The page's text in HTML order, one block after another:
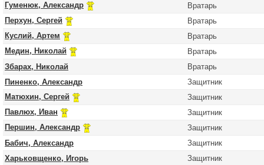
Гуменюк, Александр
Вратарь
Перхун, Сергей
Вратарь
Куслий, Артем
Вратарь
Медин, Николай
Вратарь
Збарах, Николай
Вратарь
Пиненко, Александр
Защитник
Матюхин, Сергей
Защитник
Павлюх, Иван
Защитник
Першин, Александр
Защитник
Бабич, Александр
Защитник
Харьковщенко, Игорь
Защитник